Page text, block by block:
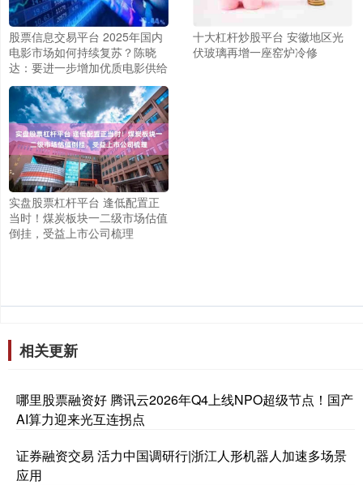
股票信息交易平台 2025年国内
电影市场如何持续复苏？陈晓
达：要进一步增加优质电影供给
十大杠杆炒股平台 安徽地区光
伏玻璃再增一座窑炉冷修
实盘股票杠杆平台 逢低配置正
当时！煤炭板块一二级市场估值
倒挂，受益上市公司梳理
相关更新
哪里股票融资好 腾讯云2026年Q4上线NPO超级节点！国产
AI算力迎来光互连拐点
证券融资交易 活力中国调研行|浙江人形机器人加速多场景
应用